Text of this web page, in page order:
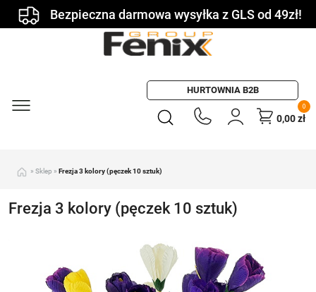
Bezpieczna darmowa wysyłka z GLS od 49zł!
HURTOWNIA B2B
0
0,00zł
» Sklep » Frezja 3 kolory (pęczek 10 sztuk)
Frezja 3 kolory (pęczek 10 sztuk)